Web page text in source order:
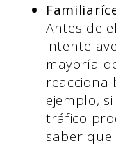
Antes de
intente
mayoría
reacciona
ejemplo,
tráfico
saber que